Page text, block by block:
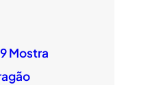
Mostra